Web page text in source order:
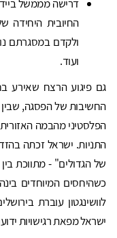
דרישה מממשל
החיובית
ולקדם במסגרתם
ועוד.
גם פיגוע הרצח שאירע
החשיבות של הפסגה,
הפלסטיני מהבמה
התניות. ישראל זכתה
של הגדולים" - מתווכת בין
כשהיחסים המיוחדים
לוושינגטון עוברת
ישראל מפאת רגישויות